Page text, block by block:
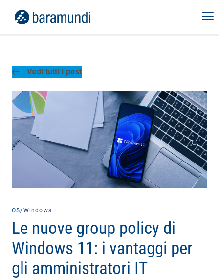
Vedi tutti i post
OS/Windows
Le nuove group policy di
Windows 11: i vantaggi per
gli amministratori IT